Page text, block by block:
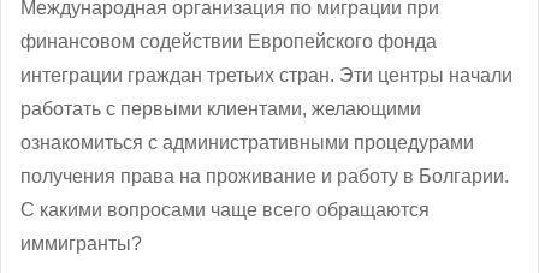
Международная организация по миграции при
финансовом содействии Европейского фонда
интеграции граждан третьих стран. Эти центры начали
работать с первыми клиентами, желающими
ознакомиться с административными процедурами
получения права на проживание и работу в Болгарии.
С какими вопросами чаще всего обращаются
иммигранты?